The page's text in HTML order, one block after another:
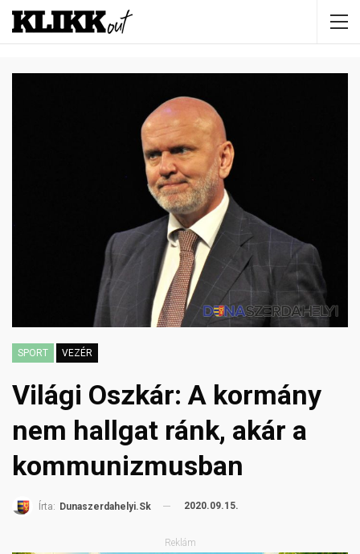
SPORT VEZÉR
Világi Oszkár: A kormány
nem hallgat ránk, akár a
kommunizmusban
Írta: Dunaszerdahelyi.sk 2020.09.15.
Reklám